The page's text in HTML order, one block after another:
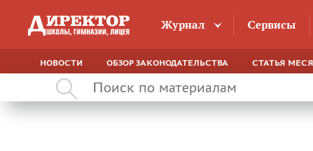
Журнал Сервисы
НОВОСТИ ОБЗОР ЗАКОНОДАТЕЛЬСТВА СТАТЬЯ